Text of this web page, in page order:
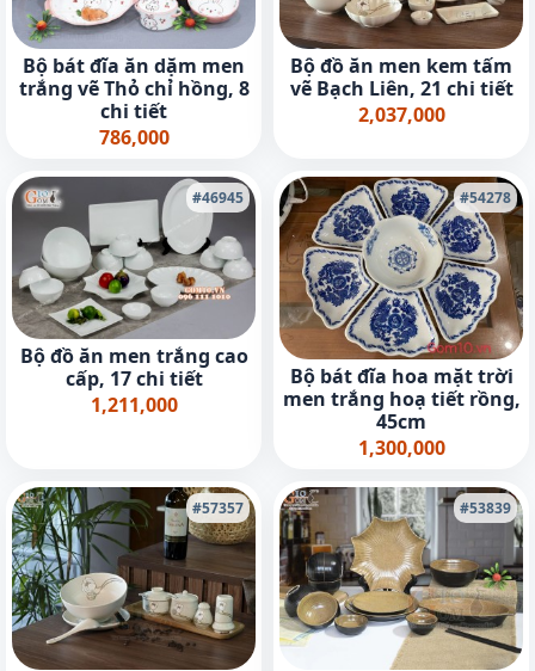
Bộ bát đĩa ăn dặm men
trắng vẽ Thỏ chỉ hồng, 8
chi tiết
786,000
Bộ đồ ăn men kem tấm
vẽ Bạch Liên, 21 chi tiết
2,037,000
#46945
Bộ đồ ăn men trắng cao
cấp, 17 chi tiết
1,211,000
#54278
Bộ bát đĩa hoa mặt trời
men trắng hoạ tiết rồng,
45cm
1,300,000
#57357 #53839